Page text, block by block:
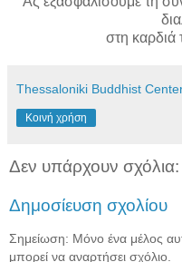
στη καρδιά
Thessaloniki Buddhist
Κοινή χρήση
Δεν υπάρχουν σχόλια:
Δημοσίευση σχολίου
Σημείωση: Μόνο ένα μέλος
μπορεί να αναρτήσει σχόλιο.